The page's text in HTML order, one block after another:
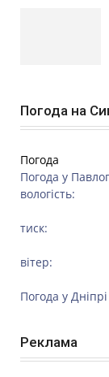
Погода на
Погода
Погода у
вологість:
тиск:
вітер:
Погода у Дніпрі
Реклама